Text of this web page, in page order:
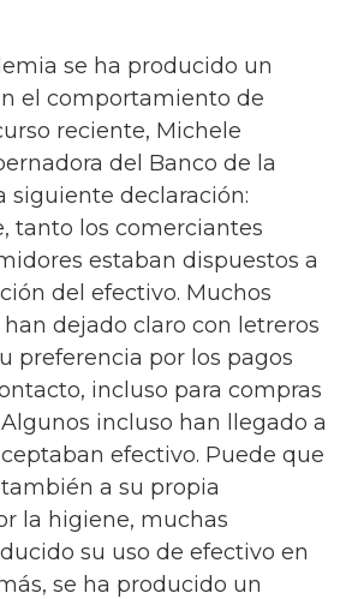
se ha producido un
el comportamiento de
reciente, Michele
del Banco de la
siguiente declaración:
tanto los comerciantes
estaban dispuestos a
del efectivo. Muchos
dejado claro con letreros
preferencia por los pagos
incluso para compras
incluso han llegado a
efectivo. Puede que
a su propia
la higiene, muchas
su uso de efectivo en
se ha producido un